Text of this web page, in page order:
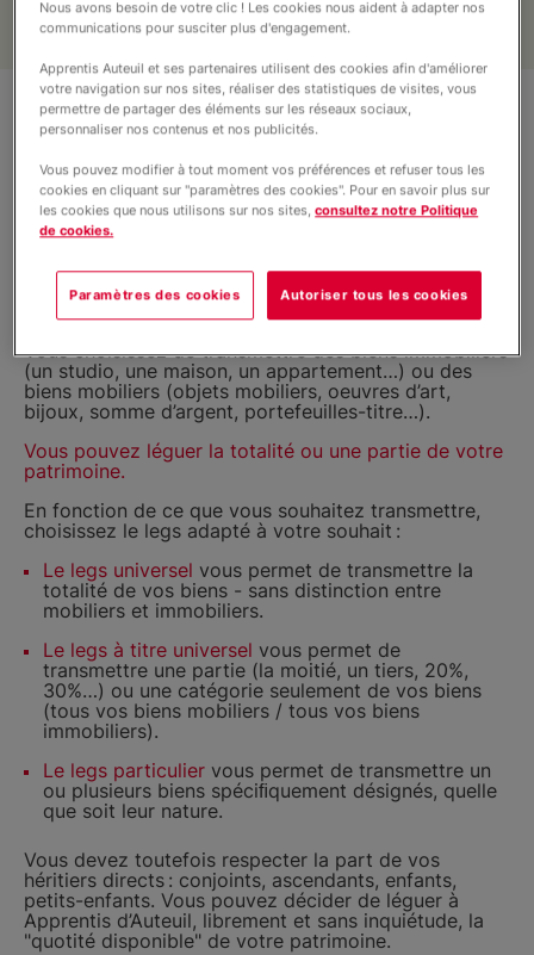
Faire un legs
Faire un legs consiste à rédiger un
personnes, et/ou fondation comme
Apprentis d’Auteuil.
Vous choisissez de transmettre des biens immobiliers
(un studio, une maison, un appartement…) ou des
biens mobiliers (objets mobiliers, oeuvres d’art,
bijoux, somme d’argent, portefeuilles-titre…).
Vous pouvez léguer la totalité ou une partie de votre
patrimoine.
En fonction de ce que vous souhaitez transmettre,
choisissez le legs adapté à votre souhait :
Le legs universel vous permet de transmettre la
totalité de vos biens - sans distinction entre
mobiliers et immobiliers.
Le legs à titre universel vous permet de
transmettre une partie (la moitié, un tiers, 20%,
30%…) ou une catégorie seulement de vos biens
(tous vos biens mobiliers / tous vos biens
immobiliers).
Le legs particulier vous permet de transmettre un
ou plusieurs biens spéciﬁquement désignés, quelle
que soit leur nature.
Vous devez toutefois respecter la part de vos
héritiers directs : conjoints, ascendants, enfants,
petits-enfants. Vous pouvez décider de léguer à
Apprentis d’Auteuil, librement et sans inquiétude, la
"quotité disponible" de votre patrimoine.
Nous avons besoin de votre clic ! Les cookies nous aident à adapter nos
communications pour susciter plus d'engagement.
Apprentis Auteuil et ses partenaires utilisent des cookies afin d'améliorer
votre navigation sur nos sites, réaliser des statistiques de visites, vous
permettre de partager des éléments sur les réseaux sociaux,
personnaliser nos contenus et nos publicités.
Vous pouvez modifier à tout moment vos préférences et refuser tous les
cookies en cliquant sur "paramètres des cookies". Pour en savoir plus sur
les cookies que nous utilisons sur nos sites,consultez notre Politique
de cookies.
Paramètres des cookies Autoriser tous les cookies